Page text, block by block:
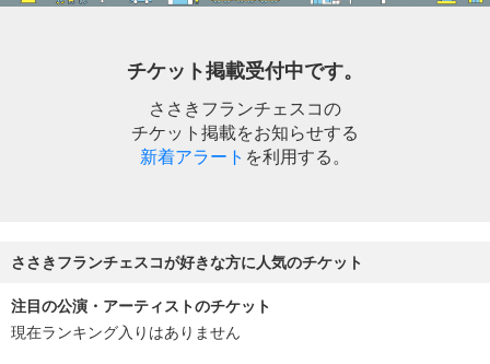
チケット掲載受付中です。
ささきフランチェスコの
チケット掲載をお知らせする
新着アラート を利用する。
ささきフランチェスコが好きな方に人気のチケット
注目の公演・アーティストのチケット
現在ランキング入りはありません